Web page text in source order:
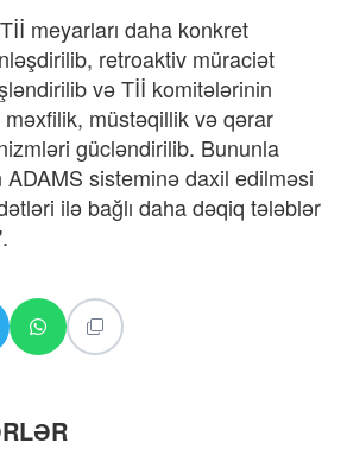
meyarları daha konkret
retroaktiv müraciət
və Tİİ komitələrinin
məxfilik, müstəqillik və qərar
gücləndirilib. Bununla
ADAMS sisteminə daxil edilməsi
ilə bağlı daha dəqiq tələblər